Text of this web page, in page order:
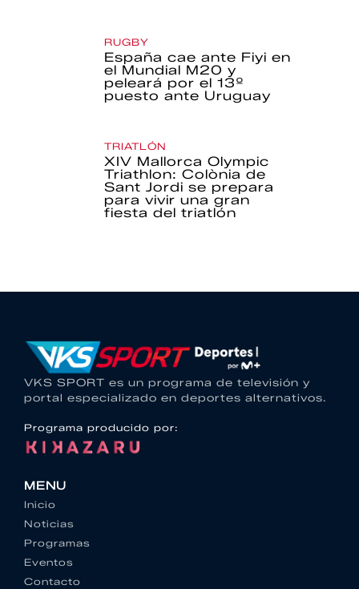
RUGBY
España cae ante Fiyi en
el Mundial M20 y
peleará por el 13º
puesto ante Uruguay
TRIATLÓN
XIV Mallorca Olympic
Triathlon: Colònia de
Sant Jordi se prepara
para vivir una gran
fiesta del triatlón
VKS SPORT es un programa de televisión y
portal especializado en deportes alternativos.
Programa producido por:
MENU
Inicio
Noticias
Programas
Eventos
Contacto